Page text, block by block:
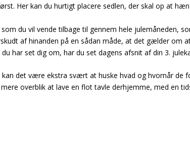
Her kan du hurtigt placere sedlen, der skal op at
du vil vende tilbage til gennem hele julemåneden,
af hinanden på en sådan måde, at det gælder om
har set dig om, har du set dagens afsnit af din 3.
det være ekstra svært at huske hvad og hvornår de
overblik at lave en flot tavle derhjemme, med en